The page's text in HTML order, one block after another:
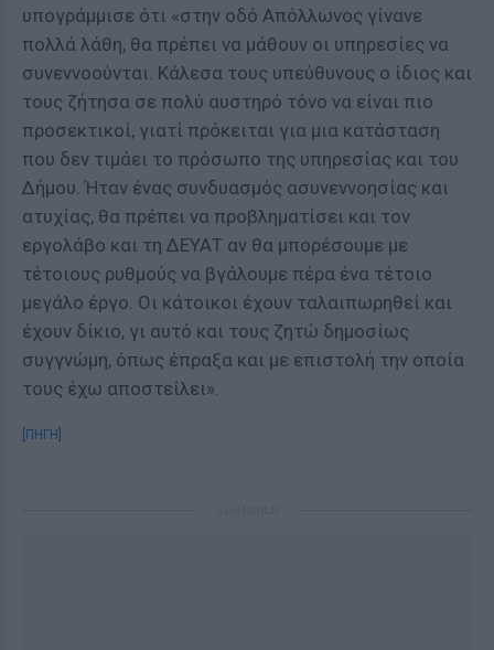
υπογράμμισε ότι «στην οδό Απόλλωνος γίνανε
πολλά λάθη, θα πρέπει να μάθουν οι υπηρεσίες να
συνεννοούνται. Κάλεσα τους υπεύθυνους ο ίδιος και
τους ζήτησα σε πολύ αυστηρό τόνο να είναι πιο
προσεκτικοί, γιατί πρόκειται για μια κατάσταση
που δεν τιμάει το πρόσωπο της υπηρεσίας και του
Δήμου. Ήταν ένας συνδυασμός ασυνεννοησίας και
ατυχίας, θα πρέπει να προβληματίσει και τον
εργολάβο και τη ΔΕΥΑΤ αν θα μπορέσουμε με
τέτοιους ρυθμούς να βγάλουμε πέρα ένα τέτοιο
μεγάλο έργο. Οι κάτοικοι έχουν ταλαιπωρηθεί και
έχουν δίκιο, γι αυτό και τους ζητώ δημοσίως
συγγνώμη, όπως έπραξα και με επιστολή την οποία
τους έχω αποστείλει».
[ΠΗΓΗ]